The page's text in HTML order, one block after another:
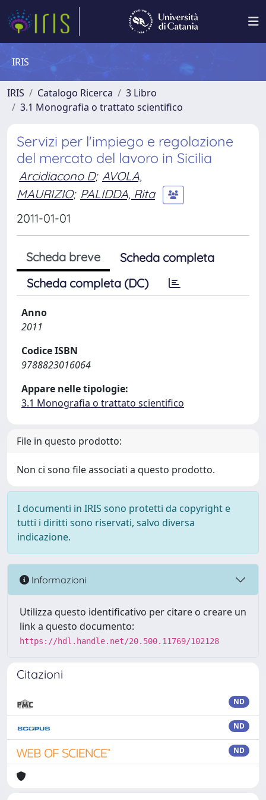
IRIS
IRIS Catalogo Ricerca
3 Libro
3.1 Monografia o trattato scientifico
Servizi per l'impiego e regolazione
del mercato del lavoro in Sicilia
Arcidiacono D; AVOLA,
MAURIZIO; PALIDDA, Rita
2011-01-01
Scheda breve
Scheda completa
Scheda completa (DC)
Anno
2011
Codice ISBN
9788823016064
Appare nelle tipologie:
3.1 Monografia o trattato scientifico
File in questo prodotto:
Non ci sono file associati a questo prodotto.
I documenti in IRIS sono protetti da copyright e
tutti i diritti sono riservati, salvo diversa
indicazione.
Informazioni
Utilizza questo identificativo per citare o creare un
link a questo documento:
https://hdl.handle.net/20.500.11769/102128
Citazioni
ND
ND
ND